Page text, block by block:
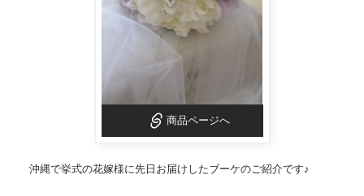
商品ページへ
沖縄で挙式の花嫁様に先日お届けしたブーケのご紹介です♪